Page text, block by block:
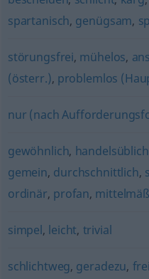
spartanisch, genügsam,
störungsfrei, mühelos,
(österr.), problemlos
nur (nach
gewöhnlich,
gemein, durchschnittlich,
ordinär, profan,
simpel, leicht, trivial
schlichtweg, geradezu,